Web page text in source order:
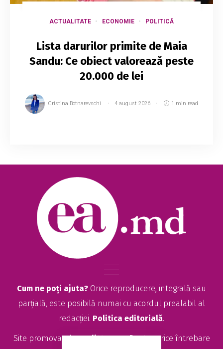
ACTUALITATE ECONOMIE POLITICĂ
Lista darurilor primite de Maia
Sandu: Ce obiect valorează peste
20.000 de lei
Cristina Botnarevschi 4 august 2026 1 min read
darurile protocolare primite de Maia Sa...
Cum ne poți ajuta? Orice reproducere, integrală sau
parțială, este posibilă numai cu acordul prealabil al
redacției. Politica editorială.
Site promovat deseolitte.com. Pentru orice întrebare